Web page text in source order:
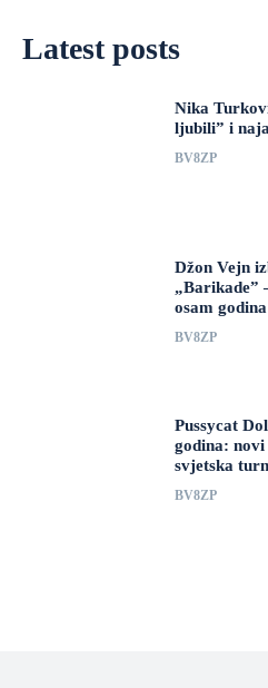
Latest posts
Nika
ljubili” i
BV8ZP
Džon Vejn
„Barikade”
osam godina
BV8ZP
Pussycat
godina:
svjetska
BV8ZP